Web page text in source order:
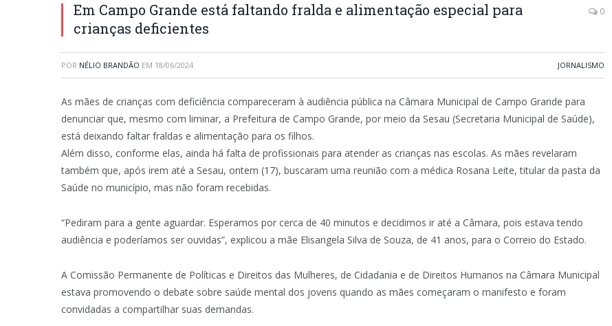
Em Campo Grande está faltando fralda e alimentação especial para
crianças deficientes
0
POR NÉLIO BRANDÃO EM 18/06/2024 JORNALISMO
As mães de crianças com deficiência compareceram à audiência pública na Câmara Municipal de Campo Grande para
denunciar que, mesmo com liminar, a Prefeitura de Campo Grande, por meio da Sesau (Secretaria Municipal de Saúde),
está deixando faltar fraldas e alimentação para os filhos.
Além disso, conforme elas, ainda há falta de profissionais para atender as crianças nas escolas. As mães revelaram
também que, após irem até a Sesau, ontem (17), buscaram uma reunião com a médica Rosana Leite, titular da pasta da
Saúde no município, mas não foram recebidas.
“Pediram para a gente aguardar. Esperamos por cerca de 40 minutos e decidimos ir até a Câmara, pois estava tendo
audiência e poderíamos ser ouvidas”, explicou a mãe Elisangela Silva de Souza, de 41 anos, para o Correio do Estado.
A Comissão Permanente de Políticas e Direitos das Mulheres, de Cidadania e de Direitos Humanos na Câmara Municipal
estava promovendo o debate sobre saúde mental dos jovens quando as mães começaram o manifesto e foram
convidadas a compartilhar suas demandas.